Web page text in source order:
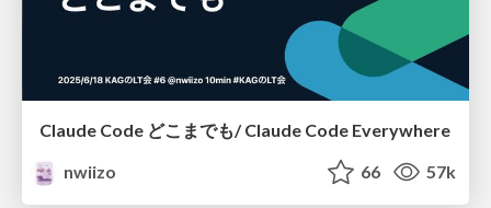
Claude Code どこまでも/ Claude Code Everywhere
nwiizo
66 57k